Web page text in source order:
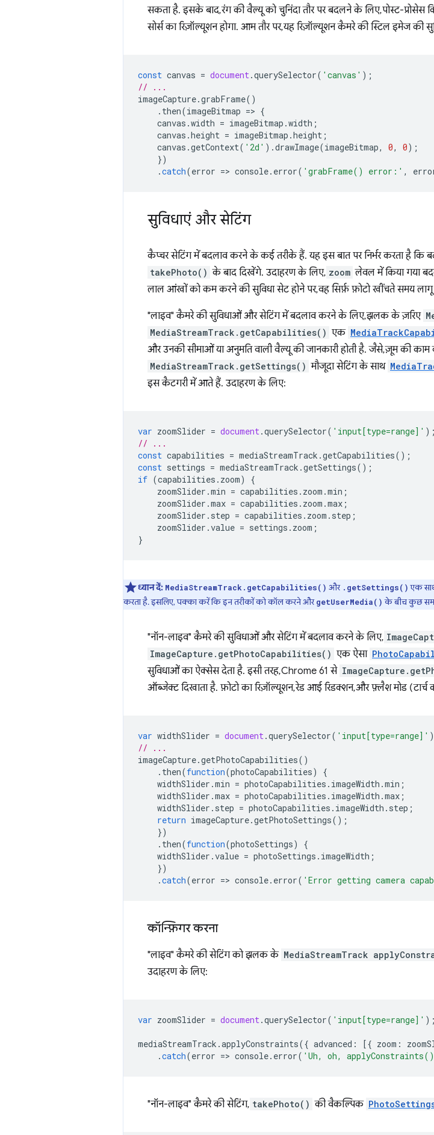
सकता है. इसके बाद, रंग की वैल्यू को चुनिंदा तौर पर बदलने के लिए, पोस्ट-प्रोसेस
सोर्स का रिज़ॉल्यूशन होगा. आम तौर पर, यह रिज़ॉल्यूशन कैमरे की स्टिल इमेज
const canvas = document.querySelector( 'canvas' );
// ...
imageCapture.grabFrame()
. then(imageBitmap => {
canvas .width = imageBitmap .width ;
canvas .height = imageBitmap .height ;
canvas .getContext( '2d' ).drawImage(imageBitmap, 0, 0);
})
.catch(error => console. error( 'grabFrame() error:' ,
सुविधाएं और सेटिंग
कैप्चर सेटिंग में बदलाव करने के कई तरीके हैं. यह इस बात पर निर्भर करता है कि
takePhoto() के बाद दिखेंगे. उदाहरण के लिए, zoom लेवल में किया गया
लाल आंखों को कम करने की सुविधा सेट होने पर, वह सिर्फ़ फ़ोटो खींचते समय लागू
"लाइव" कैमरे की सुविधाओं और सेटिंग में बदलाव करने के लिए, झलक के ज़रिए
MediaStreamTrack.getCapabilities() एक
और उनकी सीमाओं या अनुमति वाली वैल्यू की जानकारी होती है. जैसे, ज़ूम की काम
MediaStreamTrack.getSettings() मौजूदा सेटिंग के साथ
इस कैटगरी में आते हैं. उदाहरण के लिए:
var zoomSlider = document.querySelector( 'input[type=range]' );
// ...
const capabilities = mediaStreamTrack .getCapabilities();
const settings = mediaStreamTrack .getSettings();
if (capabilities . zoom)
{
zoomSlider .min = capabilities . zoom .min ;
zoomSlider .max = capabilities . zoom .max ;
zoomSlider . step = capabilities . zoom . step ;
zoomSlider .value = settings . zoom ;
}
ध्यान दें: MediaStreamTrack.getCapabilities() और .getSettings() एक
करता है. इसलिए, पक्का करें कि इन तरीकों को कॉल करने औरgetUserMedia() के बीच कुछ
"नॉन-लाइव" कैमरे की सुविधाओं और सेटिंग में बदलाव करने के लिए,
ImageCapture.getPhotoCapabilities() एक ऐसा
सुविधाओं का ऐक्सेस देता है. इसी तरह, Chrome 61 से
ऑब्जेक्ट दिखाता है. फ़ोटो का रिज़ॉल्यूशन, रेड आई रिडक्शन, और फ़्लैश मोड
var widthSlider = document.querySelector( 'input[type=range]'
// ...
imageCapture.getPhotoCapabilities()
. then(function(photoCapabilities)
{
widthSlider .min = photoCapabilities . imageWidth .min ;
widthSlider .max = photoCapabilities . imageWidth .max ;
widthSlider . step = photoCapabilities . imageWidth . step ;
return imageCapture.getPhotoSettings();
})
. then(function(photoSettings)
{
widthSlider .value = photoSettings . imageWidth ;
})
.catch(error => console. error( 'Error getting camera
कॉन्फ़िगर करना
"लाइव" कैमरे की सेटिंग को झलक के MediaStreamTrack
उदाहरण के लिए:
var zoomSlider = document.querySelector( 'input[type=range]' );
mediaStreamTrack .applyConstraints({ advanced : [{ zoom :
.catch(error => console. error( 'Uh, oh,
"नॉन-लाइव" कैमरे की सेटिंग, takePhoto() की वैकल्पिक